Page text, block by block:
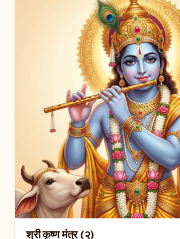
श्री कृष्ण मंत्र (२)